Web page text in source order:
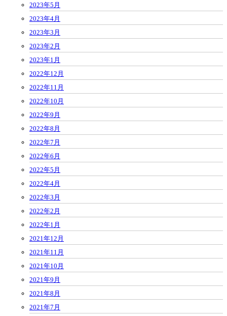
2023年5月
2023年4月
2023年3月
2023年2月
2023年1月
2022年12月
2022年11月
2022年10月
2022年9月
2022年8月
2022年7月
2022年6月
2022年5月
2022年4月
2022年3月
2022年2月
2022年1月
2021年12月
2021年11月
2021年10月
2021年9月
2021年8月
2021年7月